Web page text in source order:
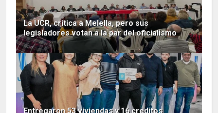
La UCR, critica a Melella, pero sus
legisladores votan a la par del oficialismo
Entregaron 53 viviendas y 16 creditos